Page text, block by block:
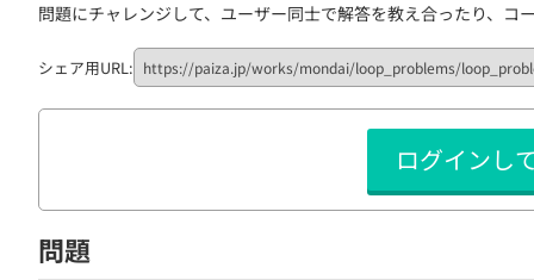
転職成功ガイド
転職エージェント
転職成功ガイド
新卒エージェント
イベント・セミナー
インタビュー
就活成功ガイド
4択
ナレ
リフ
プラン
個人
問題にチャレンジして、ユーザー同士で解答を教え合ったり、コ
シェア用URL:
ログインし
問題